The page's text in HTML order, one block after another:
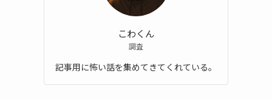
こわくん
調査
記事用に怖い話を集めてきてくれている。